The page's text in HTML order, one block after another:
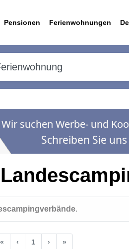
Pensionen Ferienwohnungen
.
« ‹ 1 › »